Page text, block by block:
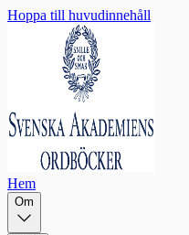
Hoppa till huvudinnehåll
Hem
Om